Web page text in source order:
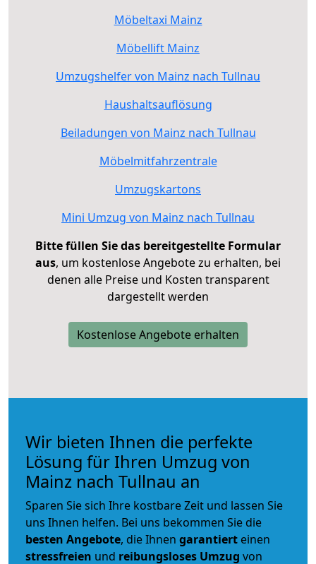
Möbeltaxi Mainz
Möbellift Mainz
Umzugshelfer von Mainz nach Tullnau
Haushaltsauflösung
Beiladungen von Mainz nach Tullnau
Möbelmitfahrzentrale
Umzugskartons
Mini Umzug von Mainz nach Tullnau
Bitte füllen Sie das bereitgestellte Formular
aus, um kostenlose Angebote zu erhalten, bei
denen alle Preise und Kosten transparent
dargestellt werden
Kostenlose Angebote erhalten
Wir bieten Ihnen die perfekte
Lösung für Ihren Umzug von
Mainz nach Tullnau an
Sparen Sie sich Ihre kostbare Zeit und lassen Sie
uns Ihnen helfen. Bei uns bekommen Sie die
besten Angebote, die Ihnen garantiert einen
stressfreien und reibungsloses Umzug von